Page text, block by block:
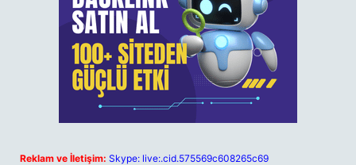
Reklam ve İletişim: Skype: live:.cid.575569c608265c69